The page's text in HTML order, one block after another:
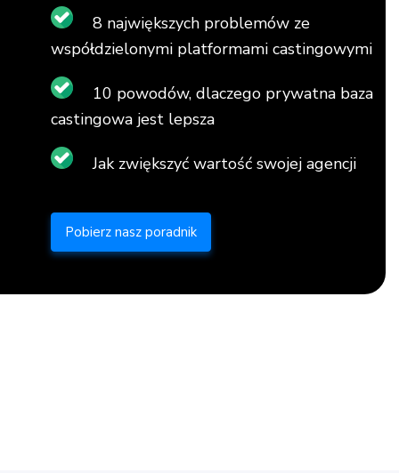
8 największych problemów ze
współdzielonymi platformami castingowymi
10 powodów, dlaczego prywatna baza
castingowa jest lepsza
Jak zwiększyć wartość swojej agencji
Pobierz nasz poradnik